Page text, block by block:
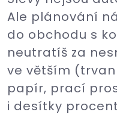
Ale plánování
do obchodu s
neutratíš za
ve větším
papír, prací
i desítky